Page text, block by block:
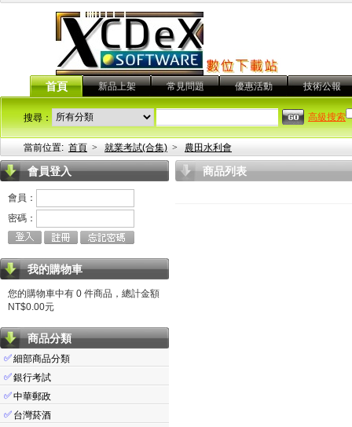
首頁 新品上架 常見問題 優惠活動 技術公報
搜尋： 高級搜索
當前位置: 首頁 > 就業考試(合集) > 農田水利會
會員登入
會員：
密碼：
我的購物車
您的購物車中有 0 件商品，總計金額
NT$0.00元
商品分類
✅細部商品分類
✅銀行考試
✅中華郵政
✅ 台灣菸酒
商品列表